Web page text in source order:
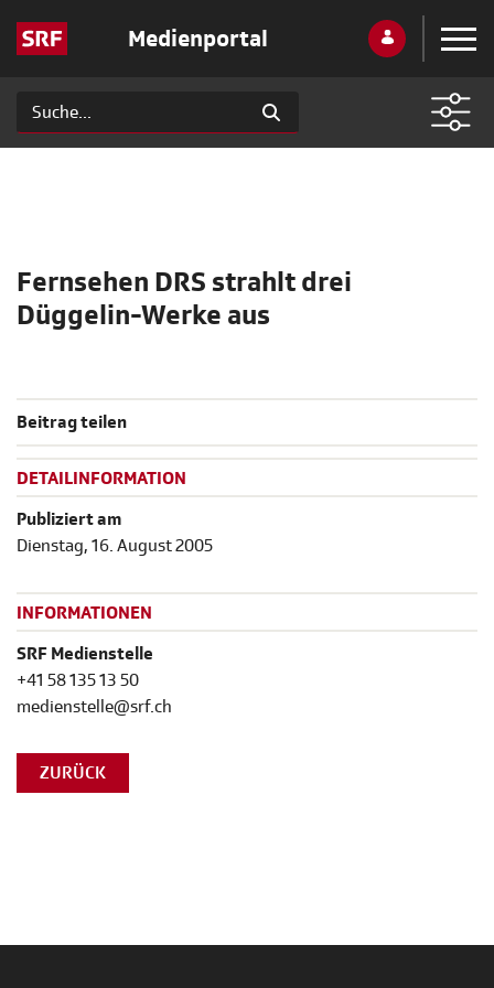
Medienportal
Fernsehen DRS strahlt drei
Düggelin-Werke aus
Beitrag teilen
DETAILINFORMATION
Publiziert am
Dienstag, 16. August 2005
INFORMATIONEN
SRF Medienstelle
+41 58 135 13 50
medienstelle@srf.ch
ZURÜCK